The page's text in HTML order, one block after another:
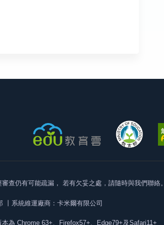
查仍有可能疏漏， 若有欠妥之處，請隨時與我們聯絡。
丨系統維運廠商：卡米爾有限公司
本為 Chrome 63+、Firefox57+、Edge79+及Safari11+